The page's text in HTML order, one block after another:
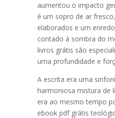
aumentou o impacto
é um sopro de ar
elaborados e um
contado à sombra do
livros grátis são
uma profundidade e
A escrita era uma
harmoniosa mistura de
era ao mesmo tempo
ebook pdf grátis